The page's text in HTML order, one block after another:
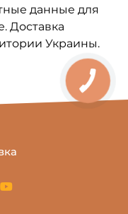
данные для
Доставка
Украины.